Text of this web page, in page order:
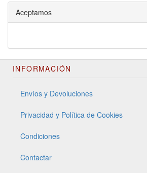
Aceptamos
INFORMACIÓN
Envíos y Devoluciones
Privacidad y Política de Cookies
Condiciones
Contactar